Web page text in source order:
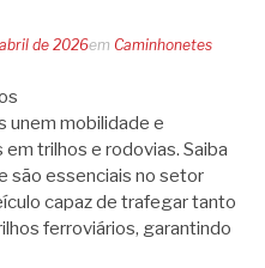
de 2026em Caminhonetes
unem mobilidade e
trilhos e rodovias. Saiba
são essenciais no setor
capaz de trafegar tanto
ferroviários, garantindo